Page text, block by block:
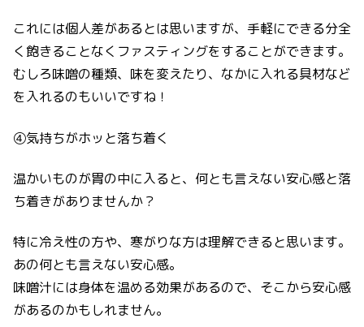
これには個人差があるとは思いますが、手軽にできる分全
く飽きることなくファスティングをすることができます。
むしろ味噌の種類、味を変えたり、なかに入れる具材など
を入れるのもいいですね！
④気持ちがホッと落ち着く
温かいものが胃の中に入ると、何とも言えない安心感と落
ち着きがありませんか？
特に冷え性の方や、寒がりな方は理解できると思います。
あの何とも言えない安心感。
味噌汁には身体を温める効果があるので、そこから安心感
があるのかもしれません。